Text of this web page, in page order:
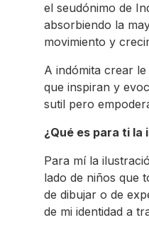
el seudónimo de
absorbiendo la
movimiento y
A indómita crear
que inspiran y
sutil pero
¿Qué es para ti la
Para mí la
lado de niños que
de dibujar o de
de mi identidad a